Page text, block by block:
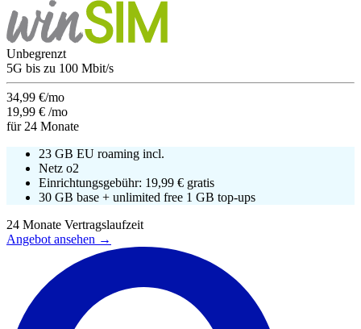
Unbegrenzt
5G bis zu 100 Mbit/s
34,99 €/mo
19,99 € /mo
für 24 Monate
23 GB EU roaming incl.
Netz o2
Einrichtungsgebühr: 19,99 € gratis
30 GB base + unlimited free 1 GB top-ups
24 Monate Vertragslaufzeit
Angebot ansehen →